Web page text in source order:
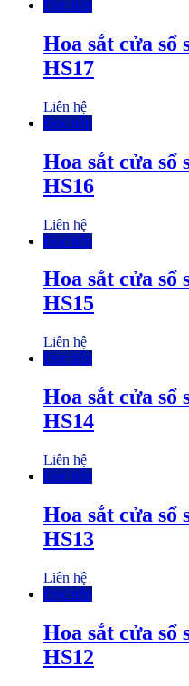
Đọc tiếp
Hoa sắt cửa sổ
HS17
Liên hệ
Đọc tiếp
Hoa sắt cửa sổ
HS16
Liên hệ
Đọc tiếp
Hoa sắt cửa sổ
HS15
Liên hệ
Đọc tiếp
Hoa sắt cửa sổ
HS14
Liên hệ
Đọc tiếp
Hoa sắt cửa sổ
HS13
Liên hệ
Đọc tiếp
Hoa sắt cửa sổ
HS12